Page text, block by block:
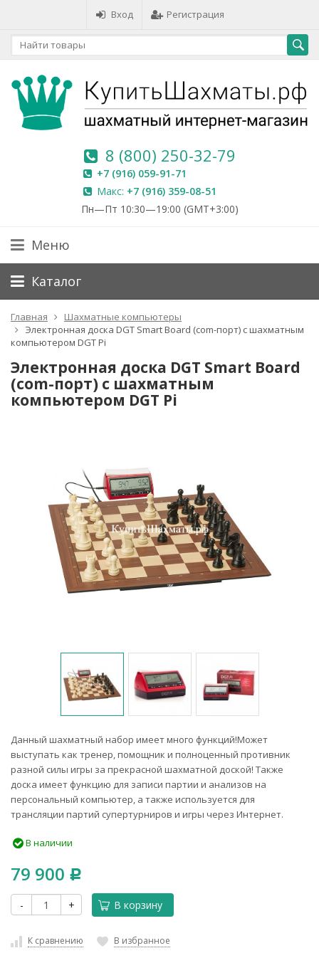
Вход Регистрация
8 (800) 250-32-79
+7 (916) 059-91-71
Макс: +7 (916) 359-08-51
Пн—Пт 10:30—19:00 (GMT+3:00)
Меню
Каталог
Главная
Шахматные компьютеры
Электронная доска DGT Smart Board (com-порт) с шахматным
компьютером DGT Pi
Электронная доска DGT Smart Board
(com-порт) с шахматным
компьютером DGT Pi
Данный шахматный набор имеет много функций!Может
выступать как тренер, помощник и полноценный противник
разной силы игры за прекрасной шахматной доской! Также
доска имеет функцию для записи партии и анализов на
персональный компьютер, а также используется для
трансляции партий супертурниров и игры через Интернет.
В наличии
79 900 Р
- + В корзину
К сравнению В избранное